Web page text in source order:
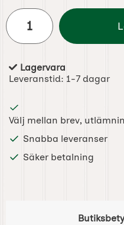
antal
Tillgänglighet:
Lagervara
Leveranstid: 1-7 dagar
Välj mellan brev,
Snabba leveranser
Säker betalning